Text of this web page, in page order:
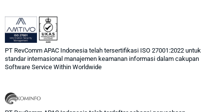
PT RevComm APAC Indonesia telah tersertifikasi ISO 27001:2022 untuk
standar internasional manajemen keamanan informasi dalam cakupan
Software Service Within Worldwide